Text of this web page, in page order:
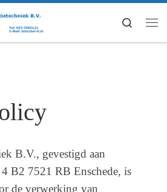
Search
B.V., gevestigd aan
B2 7521 RB Enschede, is
de verwerking van